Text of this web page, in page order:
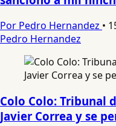
Por Pedro Hernandez •
Pedro Hernandez
Colo Colo: Tribunal
Javier Correa y se